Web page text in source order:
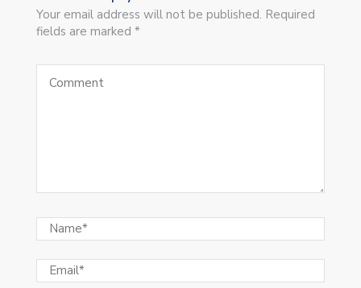
Your email address will not be published. Required
fields are marked *